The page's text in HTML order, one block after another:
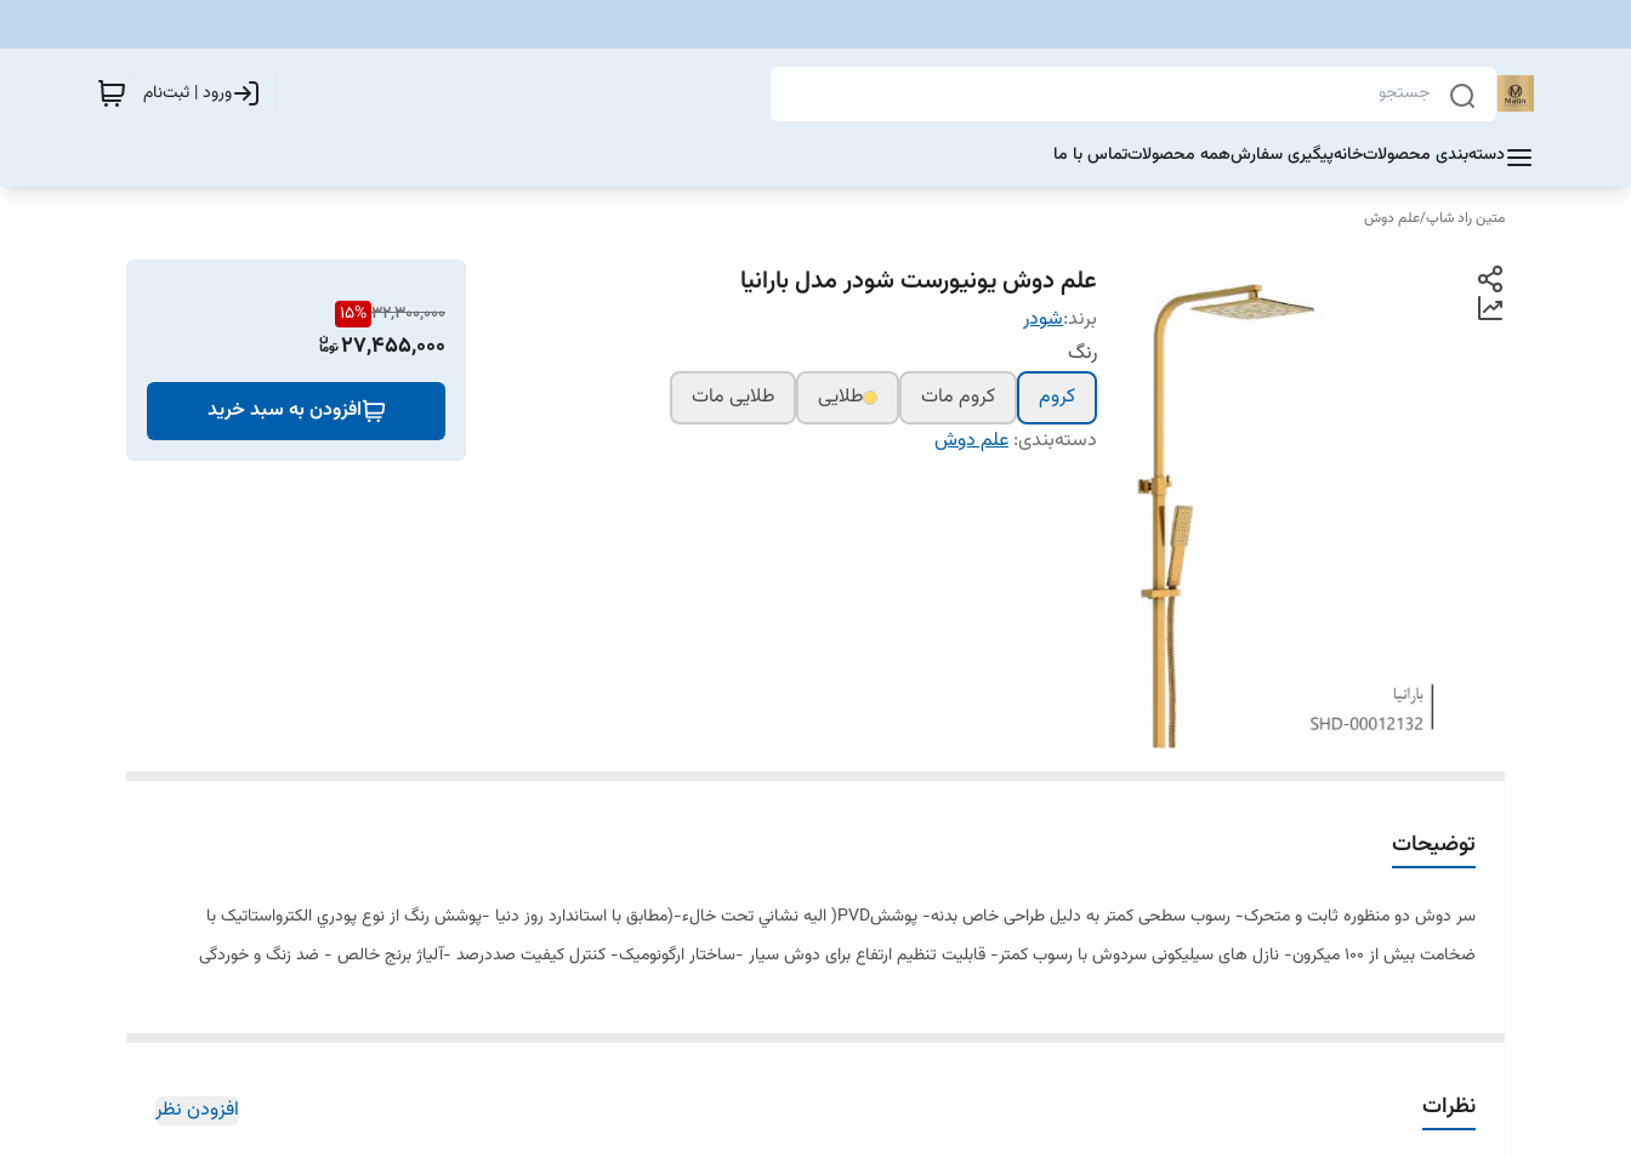
ورود | ثبت‌نام
دسته‌بندی محصولاتخانهپیگیری سفارشهمه محصولاتتماس با ما
متین راد شاپ/علم دوش
علم دوش یونیورست شودر مدل بارانیا
برند:شودر
رنگ
کروم
کروم مات طلایی
طلایی مات
دسته‌بندی: علم دوش
32,300,000
15%
27,455,000
افزودن به سبد خرید
توضیحات
سر دوش دو منظوره ثابت و متحرک- رسوب سطحی کمتر به دلیل طراحی خاص بدنه- پوششPVD( اليه نشاني تحت خالء-(مطابق با استاندارد روز دنيا -پوشش رنگ از نوع پودري الکترواستاتيک با
ضخامت بيش از 100 ميکرون- نازل های سیلیکونی سردوش با رسوب کمتر- قابلیت تنظیم ارتفاع برای دوش سیار -ساختار ارگونوميک- کنترل کيفيت صددرصد -آلیاژ برنج خالص - ضد زنگ و خوردگی
نظرات افزودن نظر